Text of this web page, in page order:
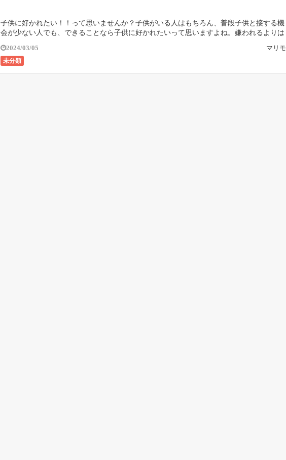
子供に好かれたい！！って思いませんか？子供がいる人はもちろん、普段子供と接する機
会が少ない人でも、できることなら子供に好かれたいって思いますよね。嫌われるよりは
2024/03/05
未分類
マリモ